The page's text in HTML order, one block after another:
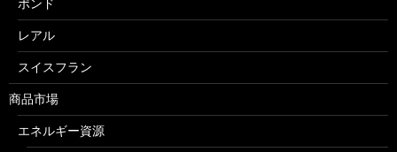
レアル
スイスフラン
商品市場
エネルギー資源